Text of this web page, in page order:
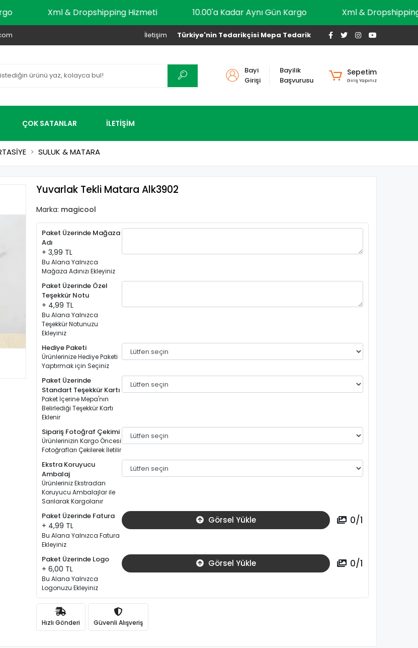
Kargo Xml & Dropshipping Hizmeti 10.00'a Kadar Aynı Gün Kargo Xml &
Türkiye'nin Tedarikçisi Mepa Tedarik
İletişim
Bayi
Girişi
Bayilik
Başvurusu
Sepetim
Giriş Yapınız
ÇOK SATANLAR İLETİŞİM
SULUK & MATARA
Yuvarlak Tekli Matara Alk3902
Marka: magicool
Paket Üzerinde Mağaza
Adı
+ 3,99 TL
Bu Alana Yalnızca
Mağaza Adınızı Ekleyiniz
Paket Üzerinde Özel
Teşekkür Notu
+ 4,99 TL
Bu Alana Yalnızca
Teşekkür Notunuzu
Ekleyiniz
Hediye Paketi
Ürünlerinize Hediye Paketi
Yaptırmak için Seçiniz
Paket Üzerinde
Standart Teşekkür Kartı
Paket İçerine Mepa'nın
Belirlediği Teşekkür Kartı
Eklenir
Sipariş Fotoğraf Çekimi
Ürünlerinizin Kargo Öncesi
Fotoğrafları Çekilerek İletilir
Ekstra Koruyucu
Ambalaj
Ürünleriniz Ekstradan
Koruyucu Ambalajlar ile
Sarılarak Kargolanır
Paket Üzerinde Fatura
+ 4,99 TL
Bu Alana Yalnızca Fatura
Ekleyiniz
Görsel Yükle 0/1
Paket Üzerinde Logo
+ 6,00 TL
Bu Alana Yalnızca
Logonuzu Ekleyiniz
Görsel Yükle 0/1
Hızlı Gönderi Güvenli Alışveriş